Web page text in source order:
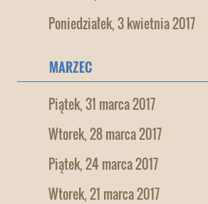
Poniedziałek, 3 kwietnia 2017
MARZEC
Piątek, 31 marca 2017
Wtorek, 28 marca 2017
Piątek, 24 marca 2017
Wtorek, 21 marca 2017